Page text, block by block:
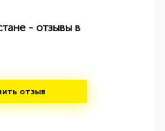
- отзывы в
отзыв